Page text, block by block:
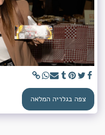
צפה בגלריה המלאה